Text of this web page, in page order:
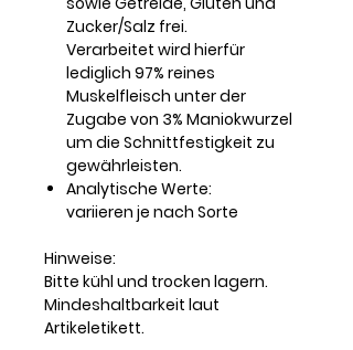
Zucker/Salz frei.
Verarbeitet wird hierfür
lediglich 97% reines
Muskelfleisch unter der
Zugabe von 3% Maniokwurzel
um die Schnittfestigkeit zu
gewährleisten.
Analytische Werte:
variieren je nach Sorte
Hinweise:
Bitte kühl und trocken lagern.
Mindeshaltbarkeit laut
Artikeletikett.